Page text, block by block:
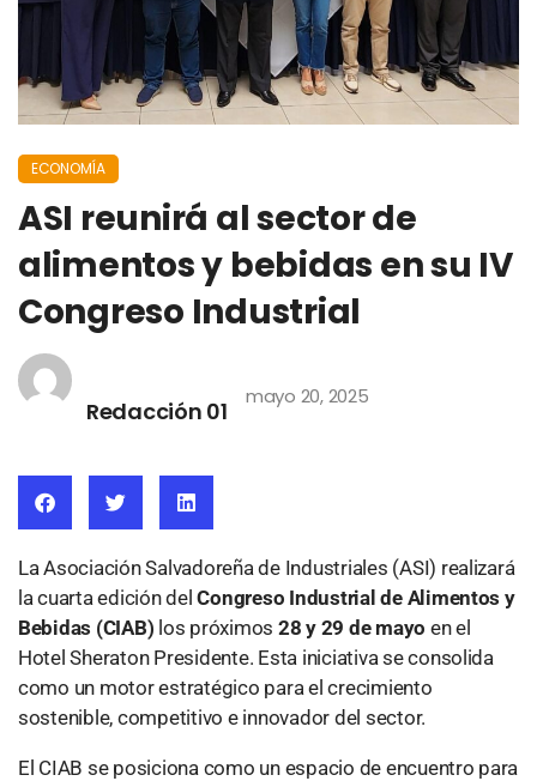
ECONOMÍA
ASI reunirá al sector de
alimentos y bebidas en su IV
Congreso Industrial
Redacción 01
mayo 20, 2025
La Asociación Salvadoreña de Industriales (ASI) realizará
la cuarta edición delCongreso Industrial de Alimentos y
Bebidas (CIAB) los próximos 28 y 29 de mayo en el
Hotel Sheraton Presidente. Esta iniciativa se consolida
como un motor estratégico para el crecimiento
sostenible, competitivo e innovador del sector.
El CIAB se posiciona como un espacio de encuentro para